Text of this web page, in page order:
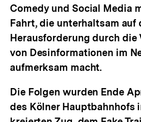
Comedy und Social Media
Fahrt, die unterhaltsam auf
Herausforderung durch die
von Desinformationen im
aufmerksam macht.
Die Folgen wurden Ende
des Kölner Hauptbahnhofs